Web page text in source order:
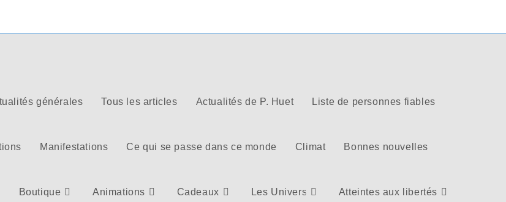
générales Tous les articles Actualités de P. Huet Liste de personnes fiables
Manifestations Ce qui se passe dans ce monde Climat Bonnes nouvelles
Boutique Animations Cadeaux Les Univers Atteintes aux libertés